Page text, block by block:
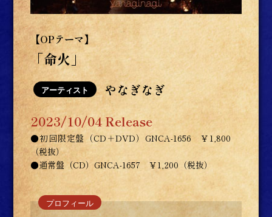
【OPテーマ】
「命火」
アーティスト
やなぎなぎ
2023/10/04 Release
●初回限定盤（CD＋DVD）GNCA-1656 ￥1,800
（税抜）
●通常盤（CD）GNCA-1657 ￥1,200（税抜）